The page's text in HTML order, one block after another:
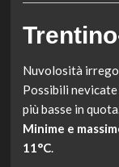
Nuvolosità
Possibili
più basse in
Minime e
11°C.